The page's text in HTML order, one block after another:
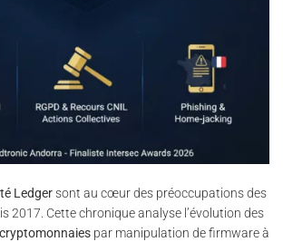
Ledgersont au cœur des préoccupations des
2017. Cette chronique analyse l’évolution des
par manipulation de firmware à